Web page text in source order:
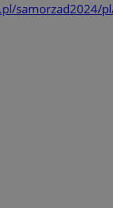
samorzad2024/